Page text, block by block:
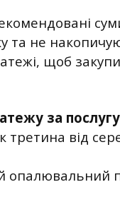
не
щоб
за
третина від
опалювальний